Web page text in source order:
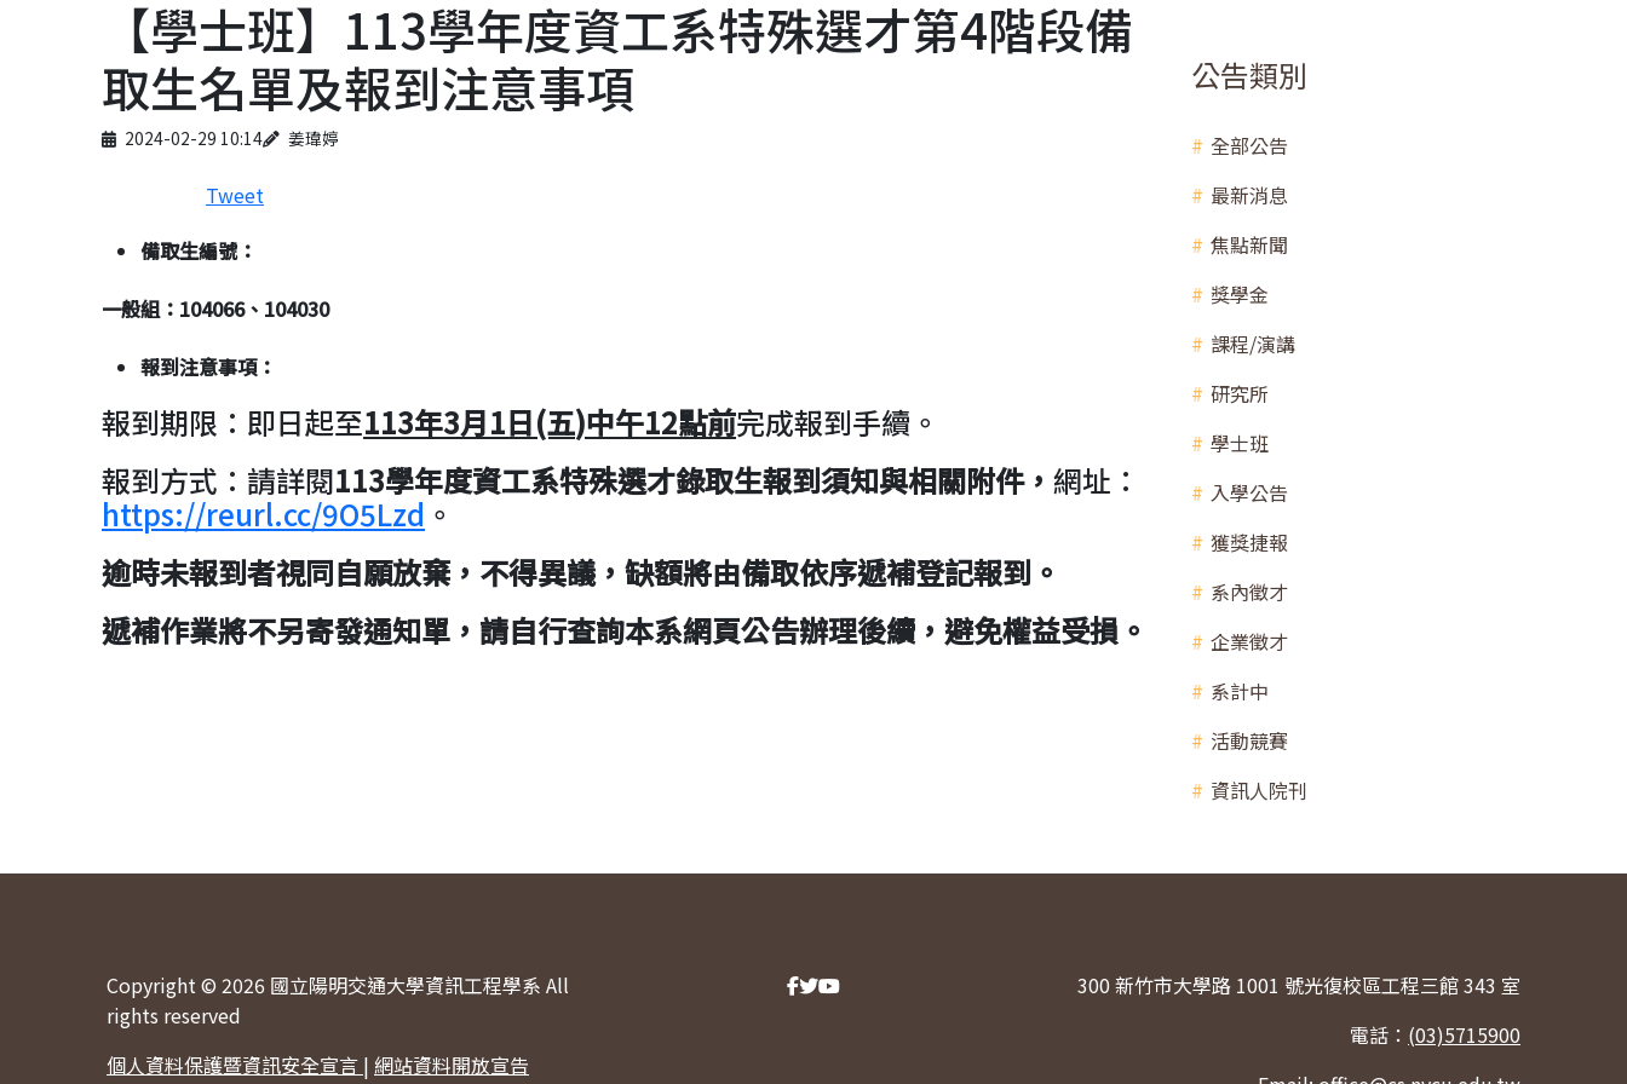
【學士班】113學年度資工系特殊選才第4階段備
取生名單及報到注意事項
Published on
2024-02-29 10:14
Author 姜瑋婷
Tweet
備取生編號：
一般組：104066、104030
報到注意事項：
報到期限：即日起至113年3月1日(五)中午12點前完成報到手續。
報到方式：請詳閱113學年度資工系特殊選才錄取生報到須知與相關附件， 網址：
https://reurl.cc/9O5Lzd 。
逾時未報到者視同自願放棄，不得異議，缺額將由備取依序遞補登記報到。
遞補作業將不另寄發通知單，請自行查詢本系網頁公告辦理後續，避免權益受損。
公告類別
全部公告
最新消息
焦點新聞
獎學金
課程/演講
研究所
學士班
入學公告
獲獎捷報
系內徵才
企業徵才
系計中
活動競賽
資訊人院刊
Copyright © 2026 國立陽明交通大學資訊工程學系 All
rights reserved
個人資料保護暨資訊安全宣言 | 網站資料開放宣告
300 新竹市大學路 1001 號光復校區工程三館 343 室
電話： (03)5715900